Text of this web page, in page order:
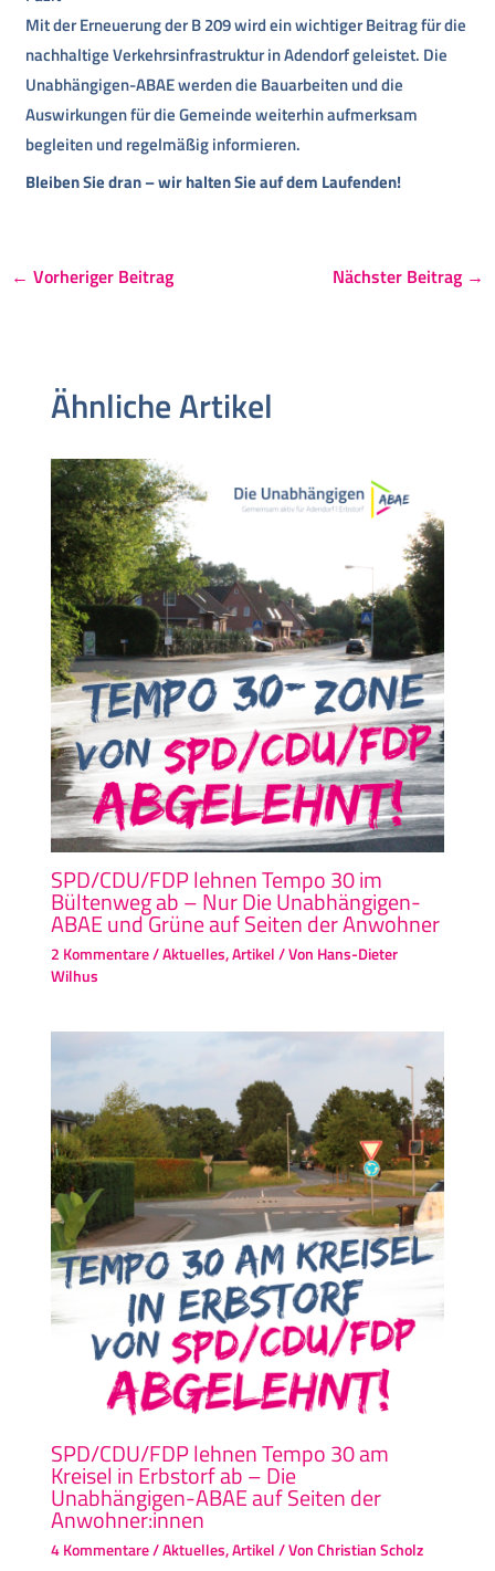
Mit der Erneuerung der B 209 wird ein wichtiger Beitrag für die
nachhaltige Verkehrsinfrastruktur in Adendorf geleistet. Die
Unabhängigen-ABAE werden die Bauarbeiten und die
Auswirkungen für die Gemeinde weiterhin aufmerksam
begleiten und regelmäßig informieren.
Bleiben Sie dran – wir halten Sie auf dem Laufenden!
← Vorheriger Beitrag Nächster Beitrag →
Ähnliche Artikel
SPD/CDU/FDP lehnen Tempo 30 im
Bültenweg ab – Nur Die Unabhängigen-
ABAE und Grüne auf Seiten der Anwohner
2 Kommentare/Aktuelles,Artikel/ Von Hans-Dieter
Wilhus
SPD/CDU/FDP lehnen Tempo 30 am
Kreisel in Erbstorf ab – Die
Unabhängigen-ABAE auf Seiten der
Anwohner:innen
4 Kommentare/Aktuelles,Artikel/ VonChristian Scholz